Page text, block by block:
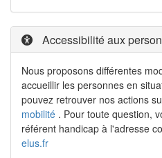
Accessibilité aux
Nous proposons différentes
accueillir les personnes en
pouvez retrouver nos actions
mobilité . Pour toute question,
référent handicap à l'adresse
elus.fr